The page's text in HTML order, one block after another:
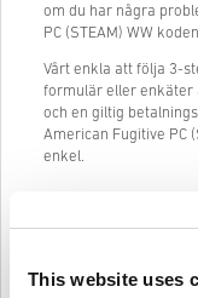
This website uses
om du har några
PC (STEAM) WW
Vårt enkla att följa 3-
formulär eller enkäter
och en giltig
American Fugitive PC
enkel.
Så fungerar det på
Disclaimer